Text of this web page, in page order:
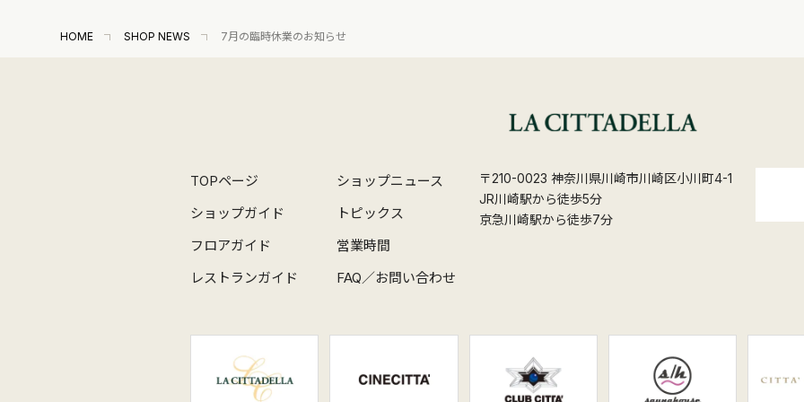
HOME SHOP NEWS 7月の臨時休業のお知らせ
TOPページ
ショップニュース
ショップガイド
トピックス
フロアガイド
営業時間
レストランガイド
FAQ／お問い合わせ
〒210-0023 神奈川県川崎市川崎区小川町4-1
JR川崎駅から徒歩5分
京急川崎駅から徒歩7分